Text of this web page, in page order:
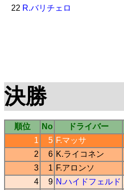
22 R.バリチェロ
決勝
順位 No ドライバー
1
5 F.マッサ
2
6 K.ライコネン
3
1 F.アロンソ
4
9 N.ハイドフェルド